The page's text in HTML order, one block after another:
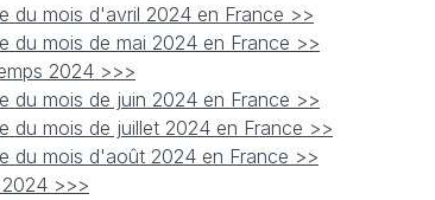
du mois d'avril 2024 en France >>
du mois de mai 2024 en France >>
2024 >>>
du mois de juin 2024 en France >>
du mois de juillet 2024 en France >>
du mois d'août 2024 en France >>
>>>